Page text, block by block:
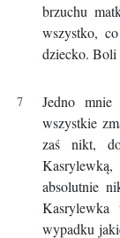
brzuchu
wszystko,
dziecko. Boli
Jedno
wszystkie
zaś nikt,
absolutnie
wypadku